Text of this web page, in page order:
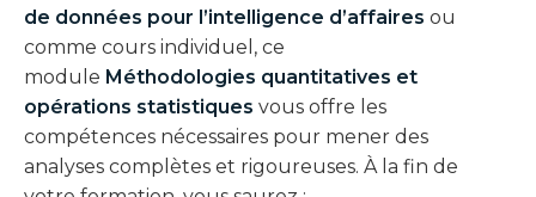
de données pour l’intelligence d’affaires ou
comme cours individuel, ce
module Méthodologies quantitatives et
opérations statistiques vous offre les
compétences nécessaires pour mener des
analyses complètes et rigoureuses. À la fin de